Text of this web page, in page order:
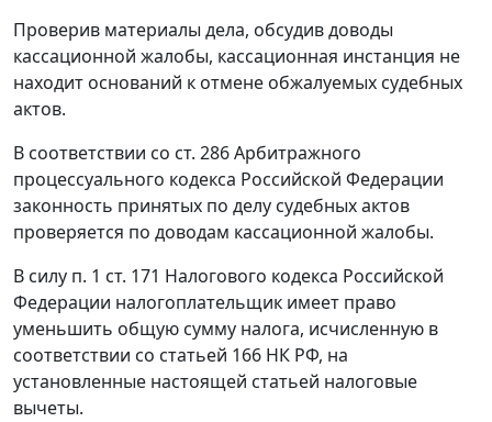
Проверив материалы дела, обсудив доводы
кассационной жалобы, кассационная инстанция не
находит оснований к отмене обжалуемых судебных
актов.
В соответствии со ст. 286 Арбитражного
процессуального кодекса Российской Федерации
законность принятых по делу судебных актов
проверяется по доводам кассационной жалобы.
В силу п. 1 ст. 171 Налогового кодекса Российской
Федерации налогоплательщик имеет право
уменьшить общую сумму налога, исчисленную в
соответствии со статьей 166 НК РФ, на
установленные настоящей статьей налоговые
вычеты.